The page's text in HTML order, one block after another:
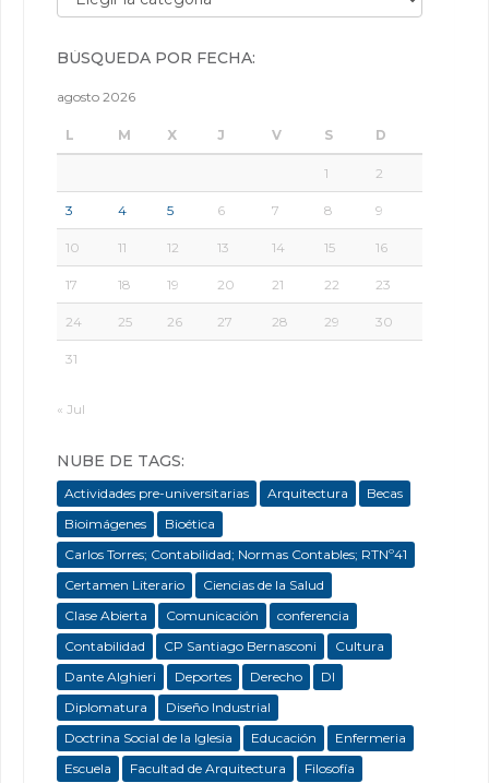
BÚSQUEDA POR FECHA:
agosto 2026
L M X J V S D
1 2
3 4 5 6 7 8 9
10 11 12 13 14 15 16
17 18 19 20 21 22 23
24 25 26 27 28 29 30
31
« Jul
NUBE DE TAGS:
Actividades pre-universitarias Arquitectura
Becas
Bioimágenes
Bioética
Carlos Torres; Contabilidad; Normas Contables; RTNº41
Certamen Literario
Ciencias de la Salud
Clase Abierta
Comunicación
conferencia
Contabilidad
CP Santiago Bernasconi
Cultura
Dante Alghieri
Deportes Derecho
DI
Diplomatura
Diseño Industrial
Doctrina Social de la Iglesia
Educación
Enfermeria
Escuela
Facultad de Arquitectura
Filosofía